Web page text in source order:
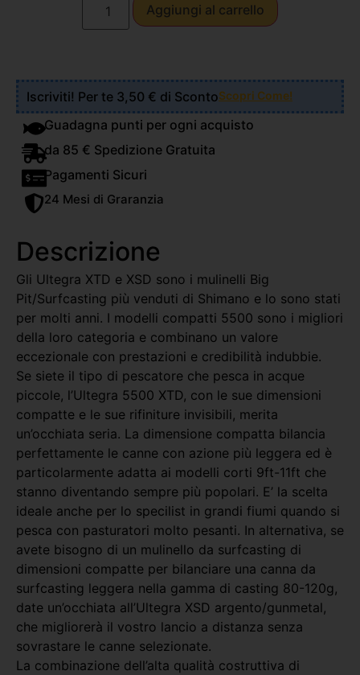
Aggiungi al carrello
Iscriviti! Per te 3,50 € di ScontoScopri Come!
Guadagna punti per ogni acquisto
da 85 € Spedizione Gratuita
Pagamenti Sicuri
24 Mesi di Graranzia
Descrizione
Gli Ultegra XTD e XSD sono i mulinelli Big
Pit/Surfcasting più venduti di Shimano e lo sono stati
per molti anni. I modelli compatti 5500 sono i migliori
della loro categoria e combinano un valore
eccezionale con prestazioni e credibilità indubbie.
Se siete il tipo di pescatore che pesca in acque
piccole, l’Ultegra 5500 XTD, con le sue dimensioni
compatte e le sue rifiniture invisibili, merita
un’occhiata seria. La dimensione compatta bilancia
perfettamente le canne con azione più leggera ed è
particolarmente adatta ai modelli corti 9ft-11ft che
stanno diventando sempre più popolari. E’ la scelta
ideale anche per lo specilist in grandi fiumi quando si
pesca con pasturatori molto pesanti. In alternativa, se
avete bisogno di un mulinello da surfcasting di
dimensioni compatte per bilanciare una canna da
surfcasting leggera nella gamma di casting 80-120g,
date un’occhiata all’Ultegra XSD argento/gunmetal,
che migliorerà il vostro lancio a distanza senza
sovrastare le canne selezionate.
La combinazione dell’alta qualità costruttiva di